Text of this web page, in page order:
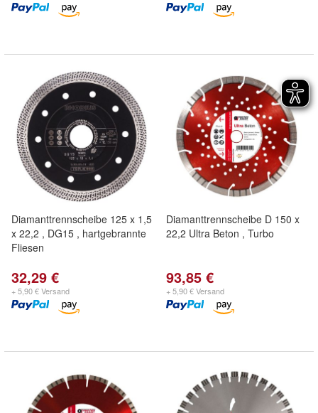
Diamanttrennscheibe 125 x 1,5
x 22,2 , DG15 , hartgebrannte
Fliesen
32,29 €
+ 5,90 € Versand
Diamanttrennscheibe D 150 x
22,2 Ultra Beton , Turbo
93,85 €
+ 5,90 € Versand